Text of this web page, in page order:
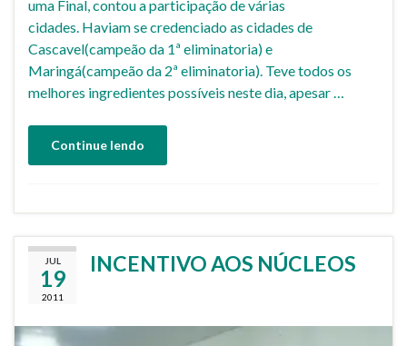
uma Final, contou a participação de várias
cidades. Haviam se credenciado as cidades de
Cascavel(campeão da 1ª eliminatoria) e
Maringá(campeão da 2ª eliminatoria). Teve todos os
melhores ingredientes possíveis neste dia, apesar …
Continue lendo
JUL
19
2011
INCENTIVO AOS NÚCLEOS